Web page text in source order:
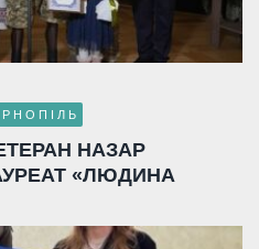
НАЗАР
«ЛЮДИНА